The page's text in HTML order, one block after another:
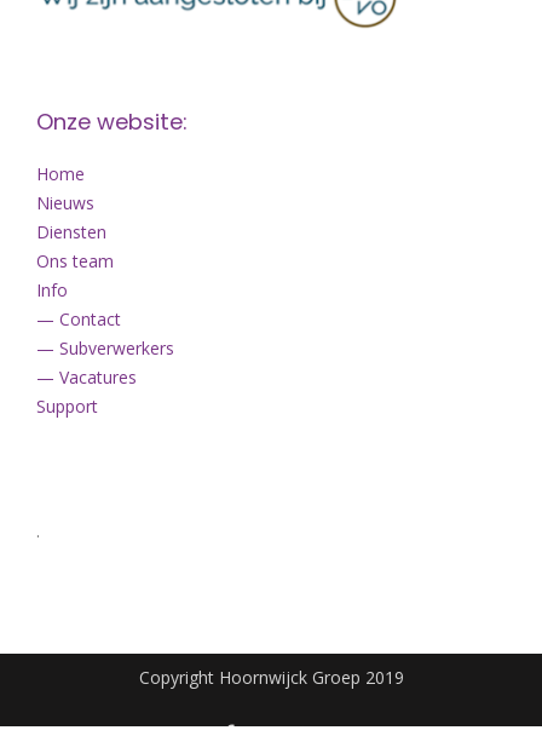
Onze website:
Home
Nieuws
Diensten
Ons team
Info
— Contact
— Subverwerkers
— Vacatures
Support
.
Copyright Hoornwijck Groep 2019